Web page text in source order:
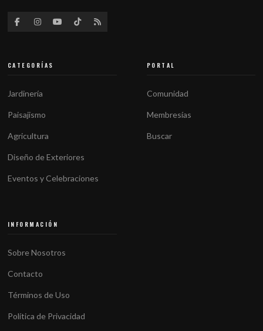
CATEGORÍAS
Jardinería
Paisajismo
Agricultura
Diseño de Exteriores
Eventos y Celebraciones
PORTAL
Comunidad
Membresías
Buscar
INFORMACIÓN
Sobre Nosotros
Contacto
Términos de Uso
Política de Privacidad